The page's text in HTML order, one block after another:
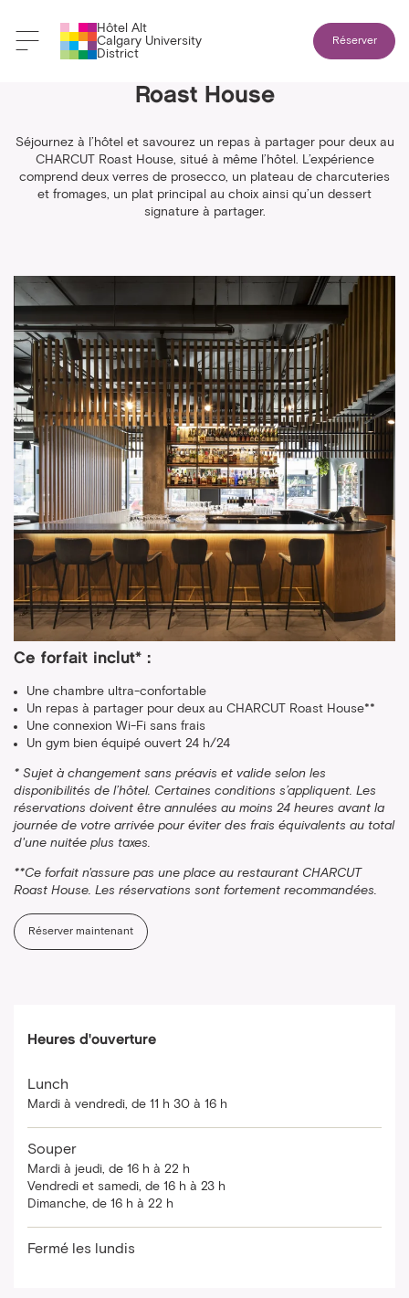
Hôtel Alt
Calgary University
District
Réserver
Roast House
Séjournez à l’hôtel et savourez un repas à partager pour deux au
CHARCUT Roast House, situé à même l’hôtel. L’expérience
comprend deux verres de prosecco, un plateau de charcuteries
et fromages, un plat principal au choix ainsi qu’un dessert
signature à partager.
Ce forfait inclut* :
Une chambre ultra-confortable
Un repas à partager pour deux au CHARCUT Roast House**
Une connexion Wi-Fi sans frais
Un gym bien équipé ouvert 24 h/24
* Sujet à changement sans préavis et valide selon les
disponibilités de l’hôtel. Certaines conditions s’appliquent. Les
réservations doivent être annulées au moins 24 heures avant la
journée de votre arrivée pour éviter des frais équivalents au total
d'une nuitée plus taxes.
**Ce forfait n'assure pas une place au restaurant CHARCUT
Roast House. Les réservations sont fortement recommandées.
Réserver maintenant
Heures d'ouverture
Lunch
Mardi à vendredi, de 11 h 30 à 16 h
Souper
Mardi à jeudi, de 16 h à 22 h
Vendredi et samedi, de 16 h à 23 h
Dimanche, de 16 h à 22 h
Fermé les lundis